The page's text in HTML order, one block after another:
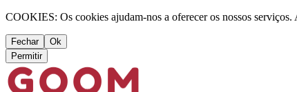
COOKIES: Os cookies ajudam-nos a oferecer os nossos
Fechar
Ok
Permitir